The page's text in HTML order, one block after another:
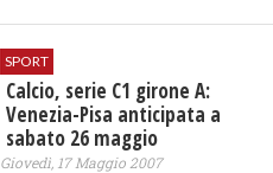
SPORT
Calcio, serie C1 girone A:
Venezia-Pisa anticipata a
sabato 26 maggio
Giovedì, 17 Maggio 2007